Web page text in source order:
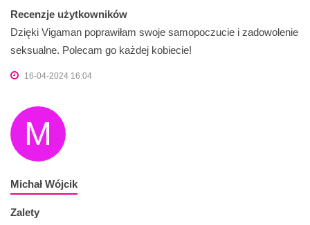
Recenzje użytkowników
Dzięki Vigaman poprawiłam swoje samopoczucie i zadowolenie
seksualne. Polecam go każdej kobiecie!
16-04-2024 16:04
M
Michał Wójcik
Zalety